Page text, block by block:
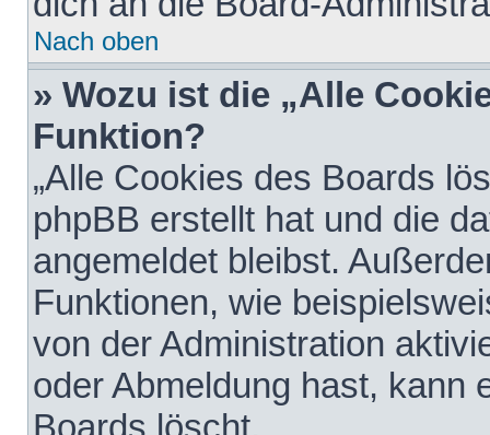
Nach oben
» Wozu ist die „Alle
Funktion?
„Alle Cookies des Boards
phpBB erstellt hat und die
angemeldet bleibst.
Funktionen, wie
von der Administration
oder Abmeldung hast, kann
Boards löscht.